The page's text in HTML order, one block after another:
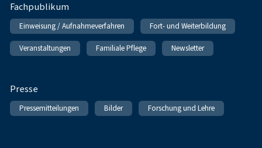
Fachpublikum
Einweisung / Aufnahmeverfahren Fort- und Weiterbildung
Veranstaltungen Familiale Pflege Newsletter
Presse
Pressemitteilungen Bilder Forschung und Lehre